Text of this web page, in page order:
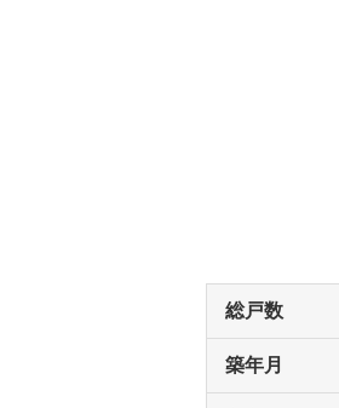
総戸数
築年月